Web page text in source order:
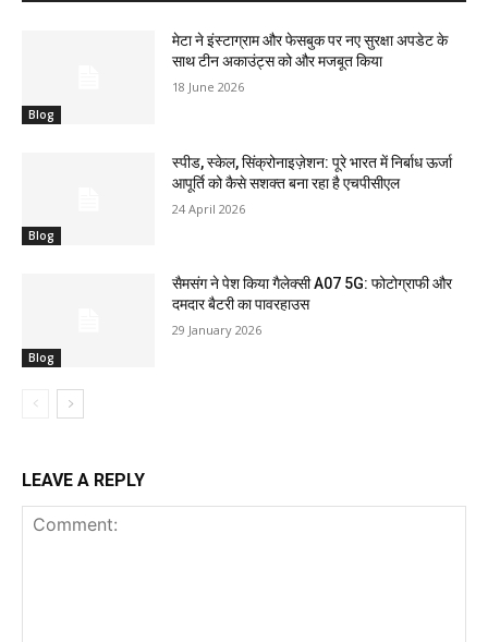
Blog
मेटा ने इंस्टाग्राम और फेसबुक पर नए सुरक्षा अपडेट के
साथ टीन अकाउंट्स को और मजबूत किया
18 June 2026
Blog
स्पीड, स्केल, सिंक्रोनाइज़ेशन: पूरे भारत में निर्बाध ऊर्जा
आपूर्ति को कैसे सशक्त बना रहा है एचपीसीएल
24 April 2026
Blog
सैमसंग ने पेश किया गैलेक्सी A07 5G: फोटोग्राफी और
दमदार बैटरी का पावरहाउस
29 January 2026
LEAVE A REPLY